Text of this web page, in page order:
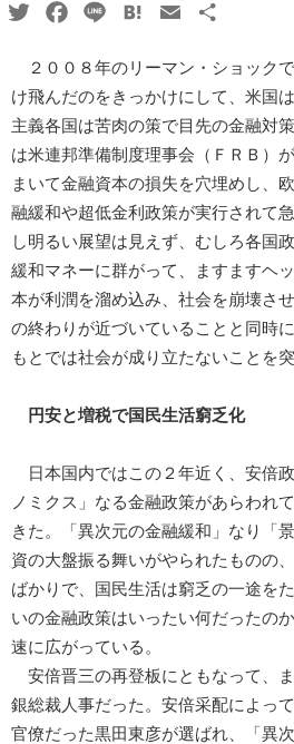
TwitterFacebook
Line HatenaEmail
２００８年のリーマン・ショック
け飛んだのをきっかけにして、米国
主義各国は苦肉の策で目先の金融対
は米連邦準備制度理事会（ＦＲＢ）
まいて金融資本の損失を穴埋めし、
融緩和や超低金利政策が実行されて
し明るい展望は見えず、むしろ各国
緩和マネーに群がって、ますますヘ
本が利潤を溜め込み、社会を崩壊さ
の終わりが近づいていることと同時
もとでは社会が成り立たないことを
円安と増税で国民生活窮乏化
日本国内ではこの２年近く、安倍
ノミクス」なる金融政策があらわれ
きた。「異次元の金融緩和」なり「
資の大盤振る舞いがやられたものの
ばかりで、国民生活は窮乏の一途を
いの金融政策はいったい何だったの
速に広がっている。
安倍晋三の再登板にともなって、
銀総裁人事だった。安倍采配によっ
官僚だった黒田東彦が選ばれ、「異